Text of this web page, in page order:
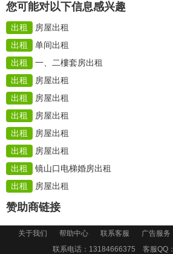
您可能对以下信息感兴趣
出租 房屋出租
出租
单间出租
出租
一、二樓套房出租
出租
房屋出租
出租
房屋出租
出租
房屋出租
出租
房屋出租
出租
房屋出租
出租
镜山口电梯婚房出租
出租
房屋出租
赞助商链接
关于我们 帮助中心 联系客服 广告服务
联系电话：13184666375 客服QQ：